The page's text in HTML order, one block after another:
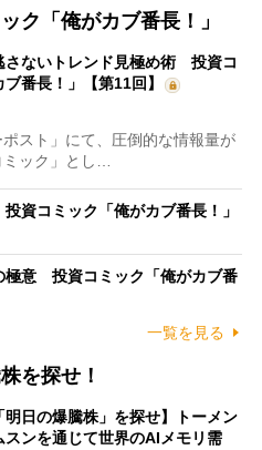
ク「俺がカブ番長！」
さないトレンド見極め術 投資コ
番長！」【第11回】
スト」にて、圧倒的な情報量が
ック」とし…
資コミック「俺がカブ番長！」
極意 投資コミック「俺がカブ番
一覧を見る
を探せ！
明日の爆騰株」を探せ】トーメン
スンを通じて世界のAIメモリ需